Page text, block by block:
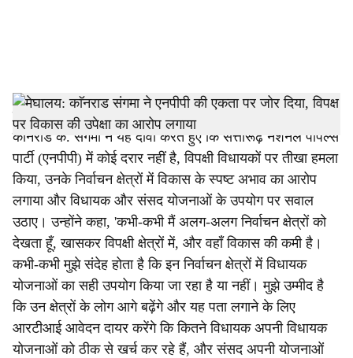
h
a
r
e
शिलांग: मेघालय के मुख्यमंत्री और एनपीपी के राष्ट्रीय अध्यक्ष
कॉनराड के. संगमा ने यह दावा करते हुए कि सत्तारूढ़ नेशनल पीपल्स
पार्टी (एनपीपी) में कोई दरार नहीं है, विपक्षी विधायकों पर तीखा हमला
किया, उनके निर्वाचन क्षेत्रों में विकास के स्पष्ट अभाव का आरोप
लगाया और विधायक और संसद योजनाओं के उपयोग पर सवाल
उठाए। उन्होंने कहा, 'कभी-कभी मैं अलग-अलग निर्वाचन क्षेत्रों को
देखता हूँ, खासकर विपक्षी क्षेत्रों में, और वहाँ विकास की कमी है।
कभी-कभी मुझे संदेह होता है कि इन निर्वाचन क्षेत्रों में विधायक
योजनाओं का सही उपयोग किया जा रहा है या नहीं। मुझे उम्मीद है
कि उन क्षेत्रों के लोग आगे बढ़ेंगे और यह पता लगाने के लिए
आरटीआई आवेदन दायर करेंगे कि कितने विधायक अपनी विधायक
योजनाओं को ठीक से खर्च कर रहे हैं, और संसद अपनी योजनाओं